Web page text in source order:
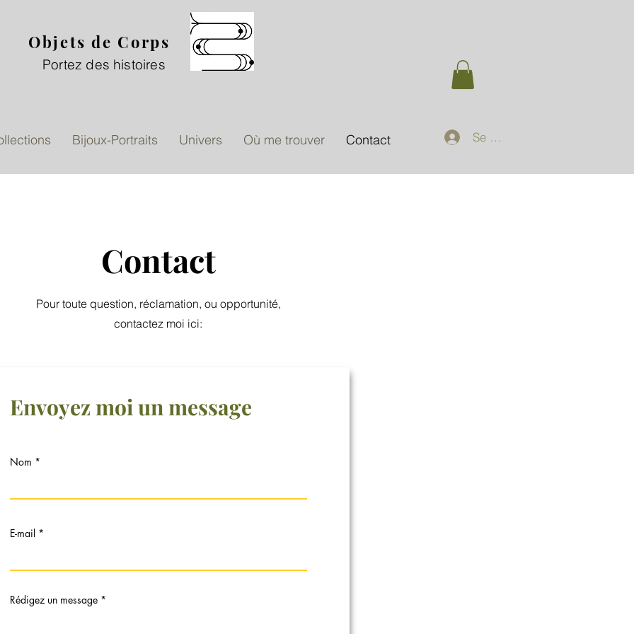
Objets de Corps
Portez des histoires
Bijoux-Portraits Univers Où me trouver Contact Se connecter
Contact
Pour toute question, réclamation, ou opportunité,
contactez moi ici:
Envoyez moi un message
Nom
E-mail
Rédigez un message